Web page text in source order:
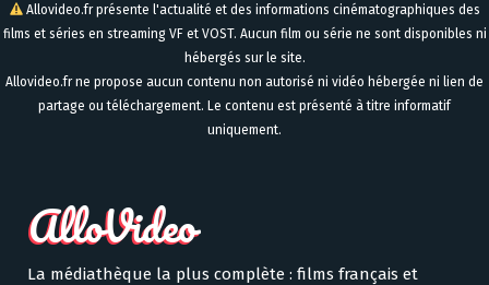
Allovideo.fr présente l'actualité et des informations cinématographiques des
films et séries en streaming VF et VOST. Aucun film ou série ne sont disponibles ni
hébergés sur le site.
Allovideo.fr ne propose aucun contenu non autorisé ni vidéo hébergée ni lien de
partage ou téléchargement. Le contenu est présenté à titre informatif
uniquement.
La médiathèque la plus complète : films français et